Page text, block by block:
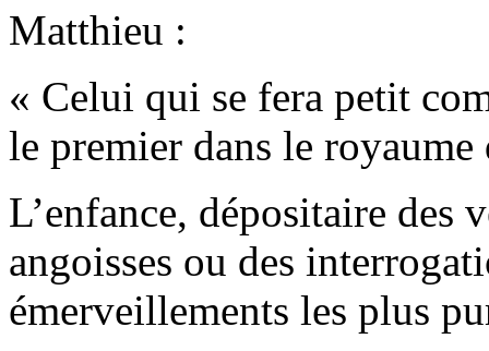
Matthieu :
« Celui qui se fera petit
le premier dans le royaume
L’enfance, dépositaire des
angoisses ou des
émerveillements les plus